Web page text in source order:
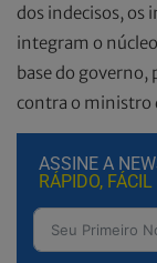
dos indecisos, os
integram o núcleo
base do governo,
contra o ministro
ASSINE A
RÁPIDO,